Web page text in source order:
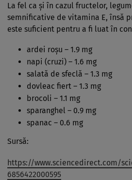
La fel ca și în cazul fructelor,
semnificative de vitamina E, însă
este suficient pentru a fi luat în
ardei roșu – 1.9 mg
napi (cruzi) – 1.6 mg
salată de sfeclă – 1.3 mg
dovleac fiert – 1.3 mg
brocoli – 1.1 mg
sparanghel – 0.9 mg
spanac – 0.6 mg
Sursă:
https://www.sciencedirect.com/
6856422000595